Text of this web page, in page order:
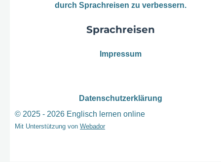
durch Sprachreisen zu verbessern.
Sprachreisen
Impressum
Datenschutzerklärung
© 2025 - 2026 Englisch lernen online
Mit Unterstützung von Webador